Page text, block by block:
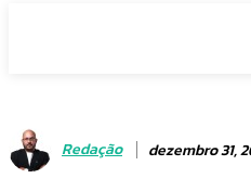
Redação dezembro 31,